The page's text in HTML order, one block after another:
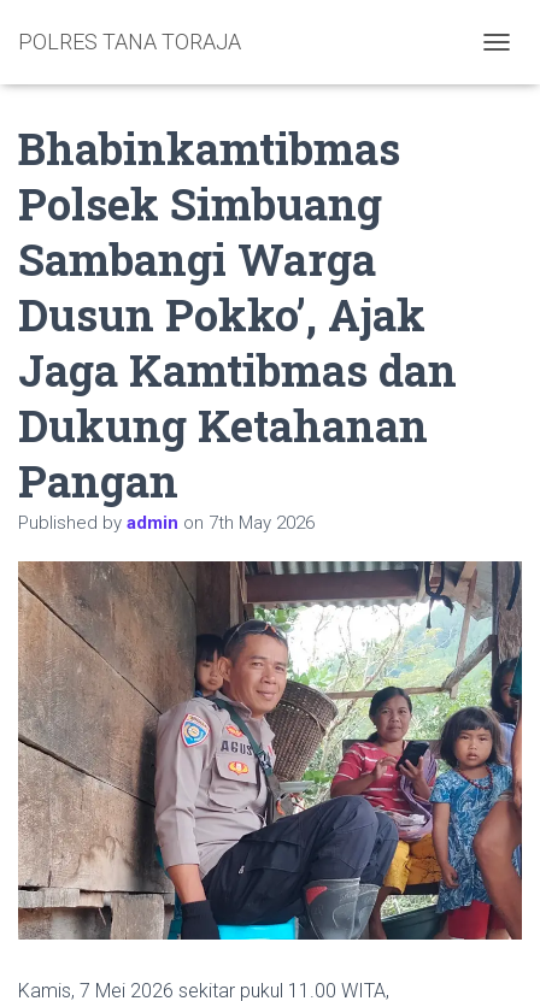
POLRES TANA TORAJA
Bhabinkamtibmas
Polsek Simbuang
Sambangi Warga
Dusun Pokko’, Ajak
Jaga Kamtibmas dan
Dukung Ketahanan
Pangan
Published by admin on 7th May 2026
Kamis, 7 Mei 2026 sekitar pukul 11.00 WITA,